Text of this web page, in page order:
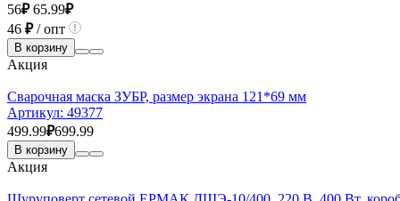
56₽ 65.99₽
46 ₽/ опт
В корзину
Акция
Сварочная маска ЗУБР, размер экрана 121*69 мм
Артикул: 49377
499.99₽699.99
В корзину
Акция